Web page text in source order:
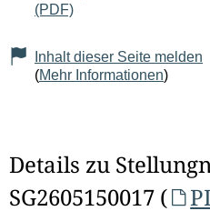
(PDF)
Inhalt dieser Seite melden
(Mehr Informationen)
Details zu
SG2605150017 (